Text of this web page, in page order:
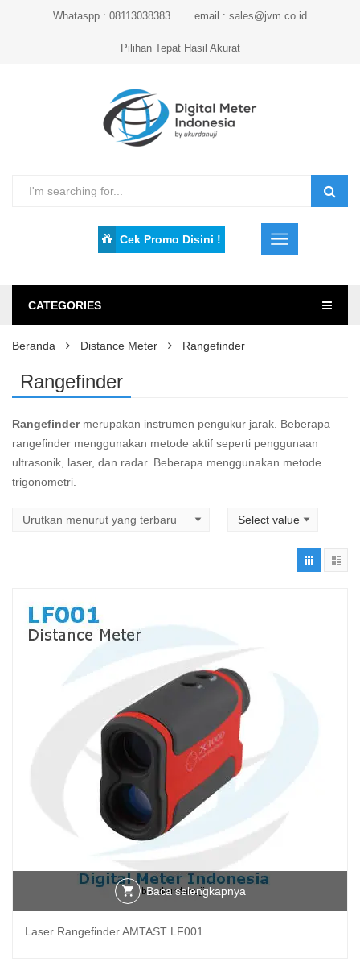
Whataspp : 08113038383 email : sales@jvm.co.id
Pilihan Tepat Hasil Akurat
Cek Promo Disini !
CATEGORIES
Beranda Distance Meter Rangefinder
Rangefinder
Rangefindermerupakan instrumen pengukur jarak. Beberapa
rangefinder menggunakan metode aktif seperti penggunaan
ultrasonik, laser, dan radar. Beberapa menggunakan metode
trigonometri.
Baca selengkapnya
Laser Rangefinder AMTAST LF001